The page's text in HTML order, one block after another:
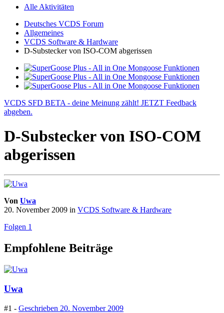
Alle Aktivitäten
Deutsches VCDS Forum
Allgemeines
VCDS Software & Hardware
D-Substecker von ISO-COM abgerissen
VCDS SFD BETA - deine Meinung zählt! JETZT Feedback
abgeben.
D-Substecker von ISO-COM
abgerissen
Von Uwa
20. November 2009 in VCDS Software & Hardware
Folgen 1
Empfohlene Beiträge
Uwa
#1 - Geschrieben 20. November 2009